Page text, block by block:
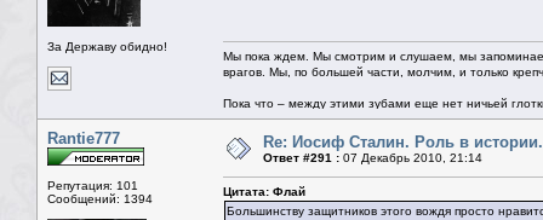
За Державу обидно!
Мы пока ждем. Мы смотрим и слушаем, мы
врагов. Мы, по большей части, молчим, и только
Пока что – между этими зубами еще нет ничьей
Rantie777
Репутация: 101
Сообщений: 1394
Re: Иосиф Сталин. Роль в истории.
Ответ #291 : 07 Декабрь 2010, 21:14
Цитата: Флай
Большинству защитников этого вождя просто